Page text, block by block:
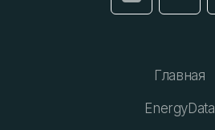
Главная
EnergyData